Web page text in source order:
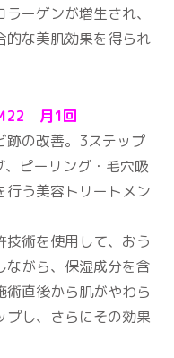
ーゲンが増生され、
的な美肌効果を得られ
22 月1回
跡の改善。3ステップ
ピーリング・毛穴吸
行う美容トリートメン
術を使用して、おう
ながら、保湿成分を含
直後から肌がやわら
プし、さらにその効果